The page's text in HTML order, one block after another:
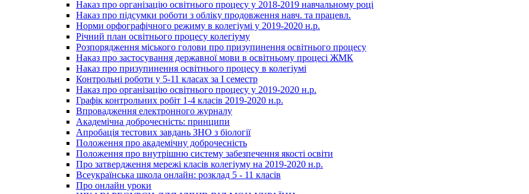
Наказ про організацію освітнього процесу у 2018-2019 навчальному році
Наказ про підсумки роботи з обліку продовження навч. та працевл.
Норми орфографічного режиму в колегіумі у 2019-2020 н.р.
Річний план освітнього процесу колегіуму
Розпорядження міського голови про призупинення освітнього процесу
Наказ про застосування державної мови в освітньому процесі ЖМК
Наказ про призупинення освітнього процесу в колегіумі
Контрольні роботи у 5-11 класах за І семестр
Наказ про організацію освітнього процесу у 2019-2020 н.р.
Графік контрольних робіт 1-4 класів 2019-2020 н.р.
Впровадження електронного журналу
Академічна доброчесність: принципи
Апробація тестових завдань ЗНО з біології
Положення про академічну доброчесність
Положення про внутрішню систему забезпечення якості освіти
Про затвердження мережі класів колегіуму на 2019-2020 н.р.
Всеукраїнська школа онлайн: розклад 5 - 11 класів
Про онлайн уроки